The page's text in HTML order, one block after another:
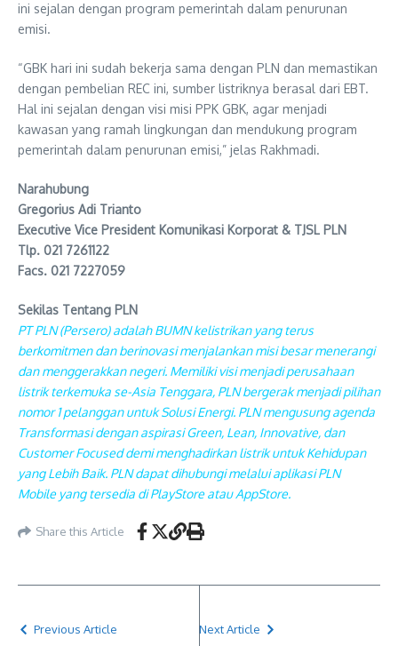
ini sejalan dengan program pemerintah dalam penurunan
emisi.
“GBK hari ini sudah bekerja sama dengan PLN dan memastikan
dengan pembelian REC ini, sumber listriknya berasal dari EBT.
Hal ini sejalan dengan visi misi PPK GBK, agar menjadi
kawasan yang ramah lingkungan dan mendukung program
pemerintah dalam penurunan emisi,” jelas Rakhmadi.
Narahubung
Gregorius Adi Trianto
Executive Vice President Komunikasi Korporat & TJSL PLN
Tlp. 021 7261122
Facs. 021 7227059
Sekilas Tentang PLN
PT PLN (Persero) adalah BUMN kelistrikan yang terus
berkomitmen dan berinovasi menjalankan misi besar menerangi
dan menggerakkan negeri. Memiliki visi menjadi perusahaan
listrik terkemuka se-Asia Tenggara, PLN bergerak menjadi pilihan
nomor 1 pelanggan untuk Solusi Energi. PLN mengusung agenda
Transformasi dengan aspirasi Green, Lean, Innovative, dan
Customer Focused demi menghadirkan listrik untuk Kehidupan
yang Lebih Baik. PLN dapat dihubungi melalui aplikasi PLN
Mobile yang tersedia di PlayStore atau AppStore.
Share this Article
Previous Article Next Article